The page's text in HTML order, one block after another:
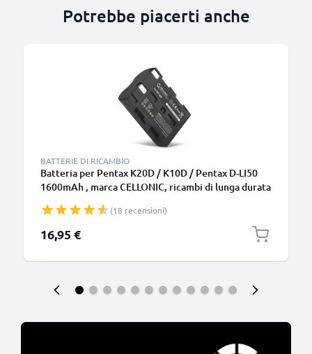
Potrebbe piacerti anche
BATTERIE DI RICAMBIO
Batteria per Pentax K20D / K10D / Pentax D-LI50
1600mAh , marca CELLONIC, ricambi di lunga durata
(18 recensioni)
16,95 €